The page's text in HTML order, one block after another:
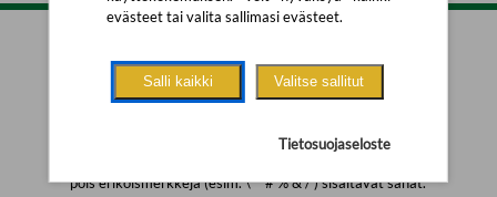
Tarkennettu haku
pois erikoismerkkejä (esim. \' " # % & / ) sisältävät sanat.
evästeet tai valita sallimasi evästeet.
Salli kaikki Valitse sallitut
Tietosuojaseloste